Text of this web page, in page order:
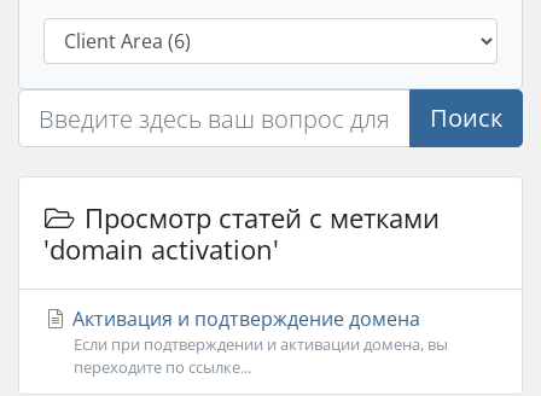
Поиск
Просмотр статей с метками
'domain activation'
Активация и подтверждение домена
Если при подтверждении и активации домена, вы
переходите по ссылке...